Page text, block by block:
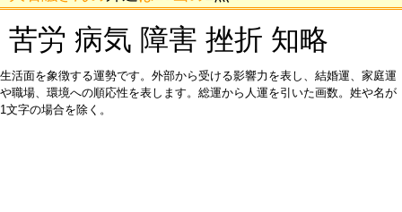
苦労 病気 障害 挫折 知略
生活面を象徴する運勢です。外部から受ける影響力を表し、結婚運、家庭運
や職場、環境への順応性を表します。総運から人運を引いた画数。姓や名が
1文字の場合を除く。